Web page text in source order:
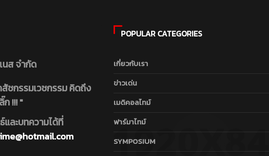
นส จำกัด
ชกรรมเวชกรรม คิดถึง
ก !!! "
ละบทความได้ที่
POPULAR CATEGORIES
เกี่ยวกับเรา
ข่าวเด่น
เมดิคอลไทม์
ฟาร์มาไทม์
SYMPOSIUM